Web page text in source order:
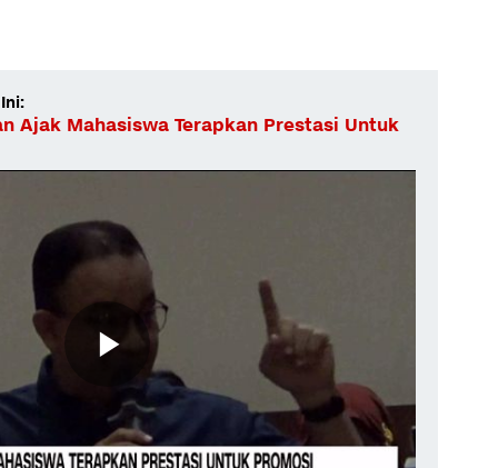
Ajak Mahasiswa Terapkan Prestasi Untuk